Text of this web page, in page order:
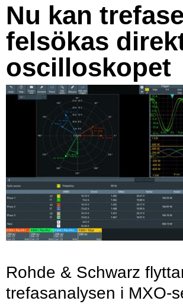
Nu kan
felsökas
oscilloskopet
Rohde & Schwarz
trefasanalysen i MXO-